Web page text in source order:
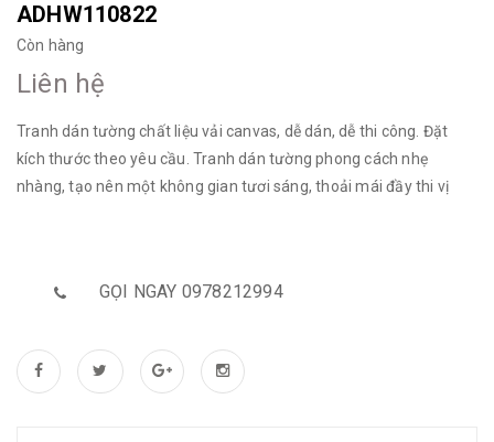
ADHW110822
Còn hàng
Liên hệ
Tranh dán tường chất liệu vải canvas, dễ dán, dễ thi công. Đặt
kích thước theo yêu cầu. Tranh dán tường phong cách nhẹ
nhàng, tạo nên một không gian tươi sáng, thoải mái đầy thi vị
GỌI NGAY 0978212994